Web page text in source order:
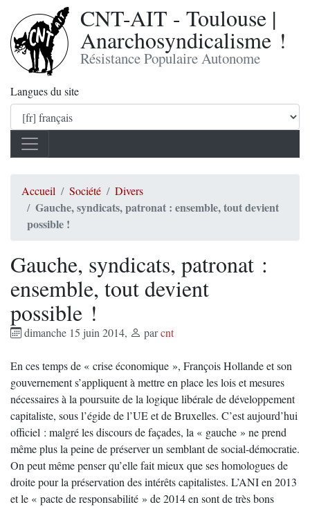
CNT-AIT - Toulouse |
Anarchosyndicalisme !
Résistance Populaire Autonome
Langues du site
Accueil Société Divers
Gauche, syndicats, patronat : ensemble, tout devient
possible !
Gauche, syndicats, patronat :
ensemble, tout devient
possible !
dimanche 15 juin 2014, parcnt
En ces temps de « crise économique », François Hollande et son
gouvernement s’appliquent à mettre en place les lois et mesures
nécessaires à la poursuite de la logique libérale de développement
capitaliste, sous l’égide de l’UE et de Bruxelles. C’est aujourd’hui
officiel : malgré les discours de façades, la « gauche » ne prend
même plus la peine de préserver un semblant de social-démocratie.
On peut même penser qu’elle fait mieux que ses homologues de
droite pour la préservation des intérêts capitalistes. L’ANI en 2013
et le « pacte de responsabilité » de 2014 en sont de très bons